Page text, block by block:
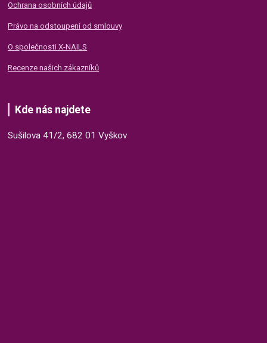
Ochrana osobních údajů
Právo na odstoupení od smlouvy
O společnosti X-NAILS
Recenze našich zákazníků
Kde nás najdete
Sušilova 41/2, 682 01 Vyškov